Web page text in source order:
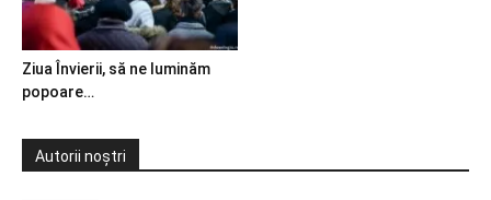
Ziua Învierii, să ne luminăm
popoare…
Autorii noștri